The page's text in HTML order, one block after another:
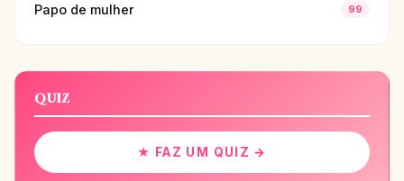
Papo de mulher 99
QUIZ
★ FAZ UM QUIZ →